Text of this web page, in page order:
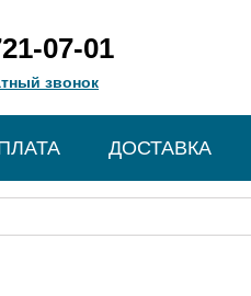
07-01
звонок
ДОСТАВКА